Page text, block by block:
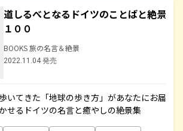
道しるべとなるドイツのことばと絶景
１００
BOOKS 旅の名言＆絶景
2022.11.04 発売
いてきた「地球の歩き方」があなたにお届
せるドイツの名言と癒やしの絶景集